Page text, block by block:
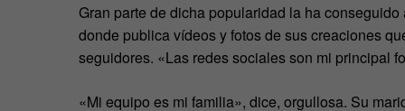
Gran parte de dicha popularidad la ha
donde publica vídeos y fotos de sus creaciones
seguidores. «Las redes sociales son mi principal
«Mi equipo es mi familia», dice, orgullosa. Su